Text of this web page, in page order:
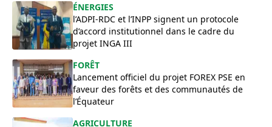
ÉNERGIES
l’ADPI-RDC et l’INPP signent un protocole
d’accord institutionnel dans le cadre du
projet INGA III
FORÊT
Lancement officiel du projet FOREX PSE en
faveur des forêts et des communautés de
l’Équateur
AGRICULTURE